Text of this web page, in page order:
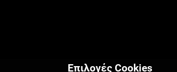
Επιλογές Cookies